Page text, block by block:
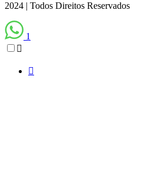
2024 | Todos Direitos Reservados
1